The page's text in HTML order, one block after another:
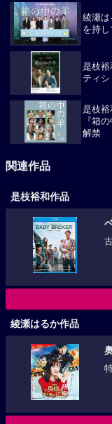
綾瀬は
を持
是枝裕
ティ
是枝裕
『箱
解禁
関連作品
是枝裕和作品
綾瀬はるか作品